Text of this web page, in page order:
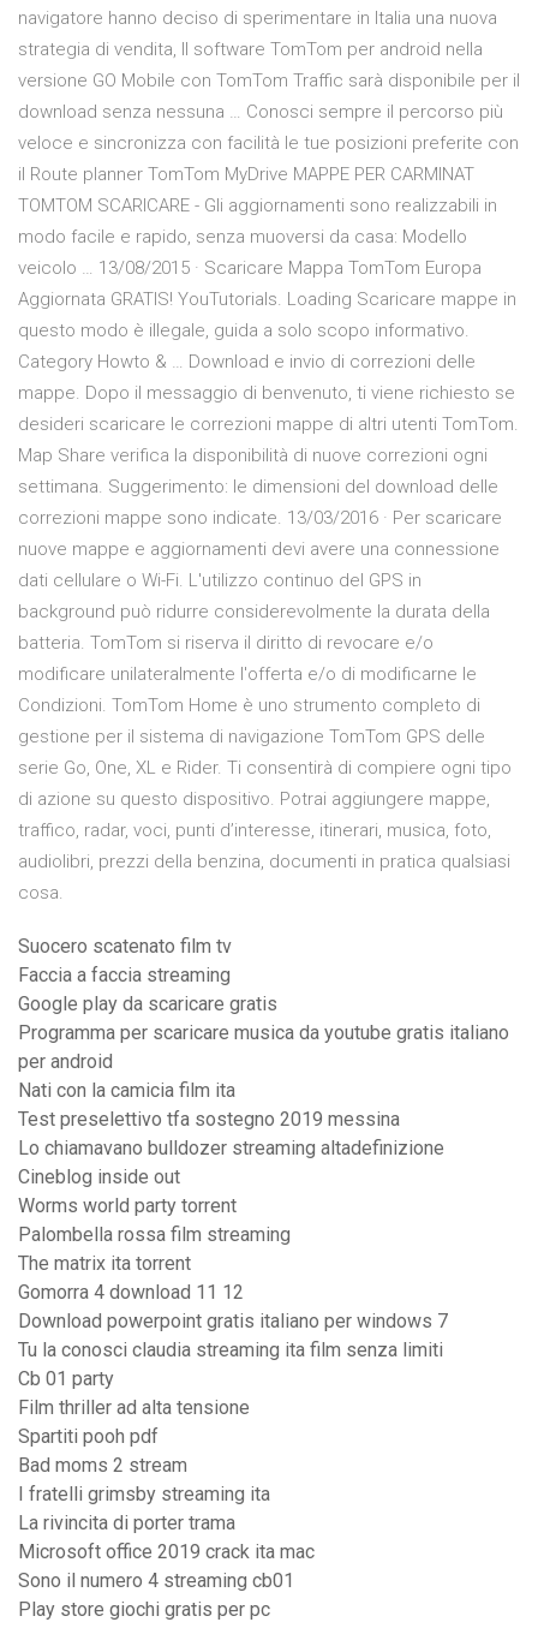
navigatore hanno deciso di sperimentare in Italia una nuova
strategia di vendita, Il software TomTom per android nella
versione GO Mobile con TomTom Traffic sarà disponibile per il
download senza nessuna … Conosci sempre il percorso più
veloce e sincronizza con facilità le tue posizioni preferite con
il Route planner TomTom MyDrive MAPPE PER CARMINAT
TOMTOM SCARICARE - Gli aggiornamenti sono realizzabili in
modo facile e rapido, senza muoversi da casa: Modello
veicolo … 13/08/2015 · Scaricare Mappa TomTom Europa
Aggiornata GRATIS! YouTutorials. Loading Scaricare mappe in
questo modo è illegale, guida a solo scopo informativo.
Category Howto & … Download e invio di correzioni delle
mappe. Dopo il messaggio di benvenuto, ti viene richiesto se
desideri scaricare le correzioni mappe di altri utenti TomTom.
Map Share verifica la disponibilità di nuove correzioni ogni
settimana. Suggerimento: le dimensioni del download delle
correzioni mappe sono indicate. 13/03/2016 · Per scaricare
nuove mappe e aggiornamenti devi avere una connessione
dati cellulare o Wi-Fi. L'utilizzo continuo del GPS in
background può ridurre considerevolmente la durata della
batteria. TomTom si riserva il diritto di revocare e/o
modificare unilateralmente l'offerta e/o di modificarne le
Condizioni. TomTom Home è uno strumento completo di
gestione per il sistema di navigazione TomTom GPS delle
serie Go, One, XL e Rider. Ti consentirà di compiere ogni tipo
di azione su questo dispositivo. Potrai aggiungere mappe,
traffico, radar, voci, punti d’interesse, itinerari, musica, foto,
audiolibri, prezzi della benzina, documenti in pratica qualsiasi
cosa.
Suocero scatenato film tv
Faccia a faccia streaming
Google play da scaricare gratis
Programma per scaricare musica da youtube gratis italiano
per android
Nati con la camicia film ita
Test preselettivo tfa sostegno 2019 messina
Lo chiamavano bulldozer streaming altadefinizione
Cineblog inside out
Worms world party torrent
Palombella rossa film streaming
The matrix ita torrent
Gomorra 4 download 11 12
Download powerpoint gratis italiano per windows 7
Tu la conosci claudia streaming ita film senza limiti
Cb 01 party
Film thriller ad alta tensione
Spartiti pooh pdf
Bad moms 2 stream
I fratelli grimsby streaming ita
La rivincita di porter trama
Microsoft office 2019 crack ita mac
Sono il numero 4 streaming cb01
Play store giochi gratis per pc